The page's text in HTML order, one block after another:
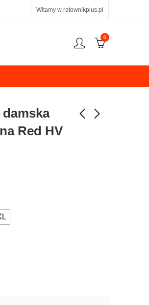
Witamy w ratownikplus.pl
0
Red HV